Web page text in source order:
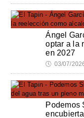
Ángel
optar a la
en 2027
🕔 03/07/
Podemos